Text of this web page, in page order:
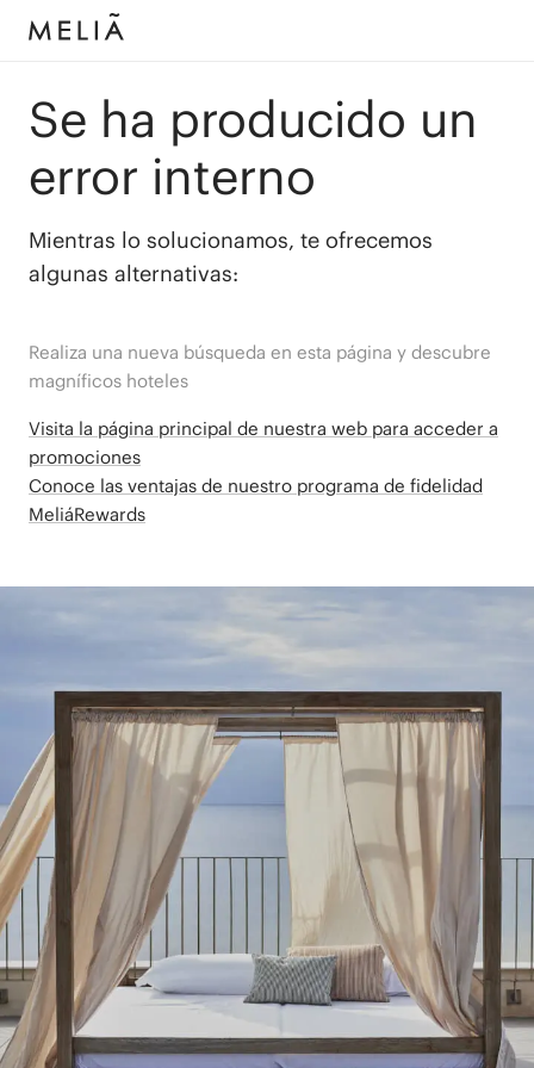
Se ha producido un
error interno
Mientras lo solucionamos, te ofrecemos
algunas alternativas:
Realiza una nueva búsqueda en esta página y descubre
magníficos hoteles
Visita la página principal de nuestra web para acceder a
promociones
Conoce las ventajas de nuestro programa de fidelidad
MeliáRewards